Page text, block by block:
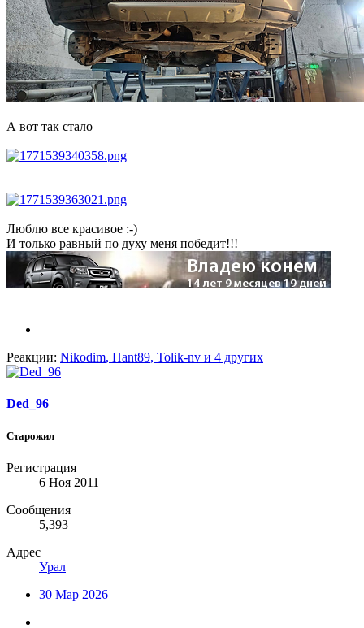
А вот так стало
Люблю все красивое :-)
И только равный по духу меня победит!!!
Реакции: Nikodim, Hant89, Tolik-nv и 4 других
Ded_96
Старожил
Регистрация
6 Ноя 2011
Сообщения
5,393
Адрес
Урал
30 Мар 2026